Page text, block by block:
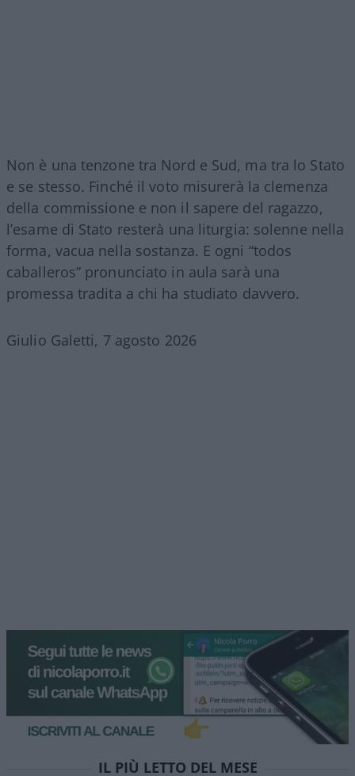
Non è una tenzone tra Nord e Sud, ma tra lo Stato
e se stesso. Finché il voto misurerà la clemenza
della commissione e non il sapere del ragazzo,
l’esame di Stato resterà una liturgia: solenne nella
forma, vacua nella sostanza. E ogni “todos
caballeros” pronunciato in aula sarà una
promessa tradita a chi ha studiato davvero.
Giulio Galetti, 7 agosto 2026
IL PIÙ LETTO DEL MESE